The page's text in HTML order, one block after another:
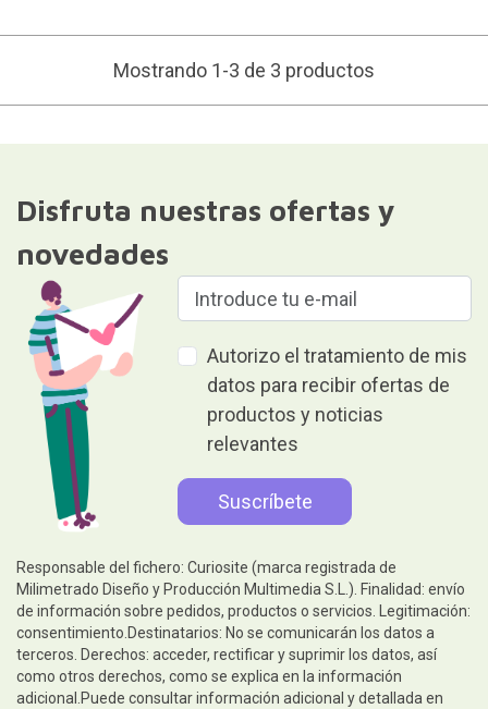
Mostrando 1-3 de 3 productos
Disfruta nuestras ofertas y
novedades
Autorizo el tratamiento de mis
datos para recibir ofertas de
productos y noticias
relevantes
Responsable del fichero: Curiosite (marca registrada de
Milimetrado Diseño y Producción Multimedia S.L.). Finalidad: envío
de información sobre pedidos, productos o servicios. Legitimación:
consentimiento.Destinatarios: No se comunicarán los datos a
terceros. Derechos: acceder, rectificar y suprimir los datos, así
como otros derechos, como se explica en la información
adicional.Puede consultar información adicional y detallada en